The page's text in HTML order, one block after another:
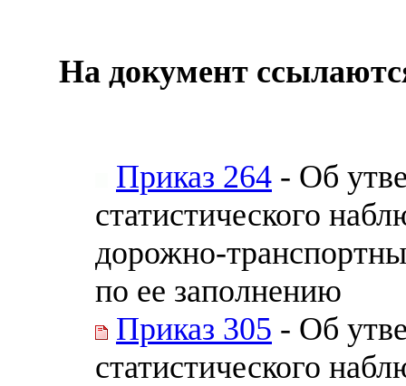
На документ
Приказ 264 - Об
статистического
дорожно-
по ее заполнению
Приказ 305 - Об
статистического